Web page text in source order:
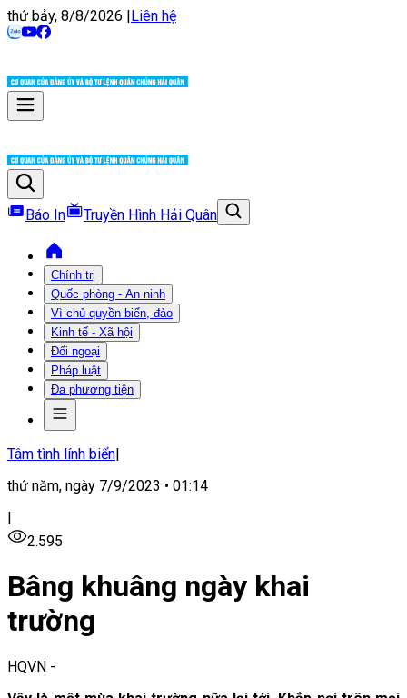
thứ bảy, 8/8/2026 |Liên hệ
Báo In Truyền Hình Hải Quân
Chính trị
Quốc phòng - An ninh
Vì chủ quyền biển, đảo
Kinh tế - Xã hội
Đối ngoại
Pháp luật
Đa phương tiện
Tâm tình lính biển|
thứ năm, ngày 7/9/2023 • 01:14
|
2.595
Bâng khuâng ngày khai
trường
HQVN -